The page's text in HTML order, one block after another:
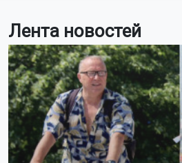
Лента новостей